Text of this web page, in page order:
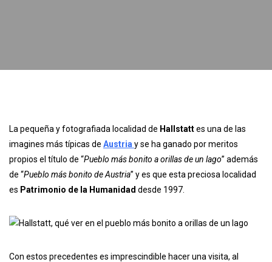
La pequeña y fotografiada localidad de Hallstattes una de las
imagines más típicas de Austria y se ha ganado por meritos
propios el título de “Pueblo más bonito a orillas de un lago” además
de “Pueblo más bonito de Austria” y es que esta preciosa localidad
es Patrimonio de la Humanidad desde 1997.
Con estos precedentes es imprescindible hacer una visita, al